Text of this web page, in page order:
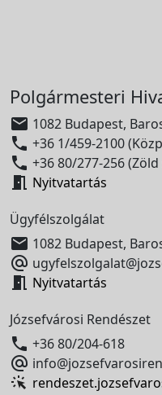
Polgármesteri
 1082 Budapest,
 +36 1/459-2100
 +36 80/277-256
 Nyitvatartás
Ügyfélszolgálat
 1082 Budapest,

 Nyitvatartás
Józsefvárosi Rendészet
 +36 80/204-618
